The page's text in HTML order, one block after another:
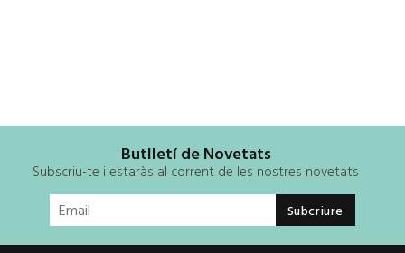
Butlletí de Novetats
Subscriu-te i estaràs al corrent de les nostres novetats